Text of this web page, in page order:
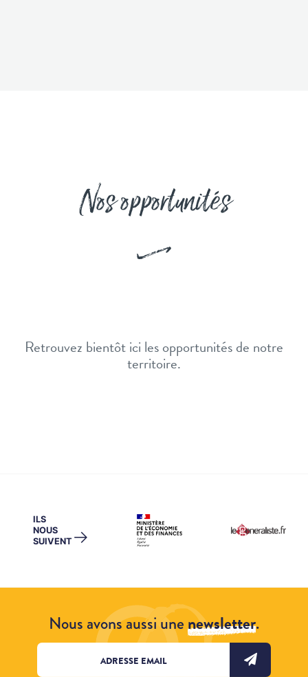
Nos opportunités
Retrouvez bientôt ici les opportunités de notre
territoire.
ILS
NOUS
SUIVENT →
Nous avons aussi unenewsletter.